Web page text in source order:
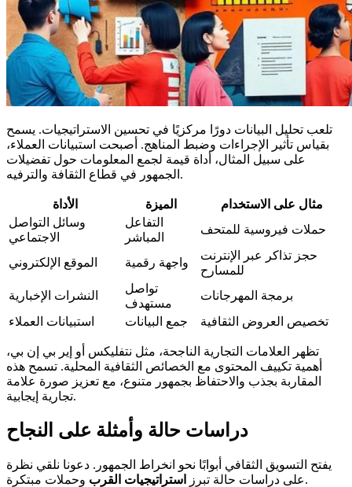
تلعب تحليل البيانات دورًا مركزيًا في تحسين الاستراتيجيات. يسمح
بقياس تأثير الإجراءات وضبط المناهج. أصبحت استبيانات العملاء،
على سبيل المثال، أداة قيمة لجمع المعلومات حول تفضيلات
الجمهور في قطاع الثقافة والترفيه.
الأداة الميزة
مثال على الاستخدام
وسائل التواصل
الاجتماعي
التفاعل
المباشر
حملات فيروسية للمتحف
الموقع الإلكتروني واجهة رقمية
حجز تذاكر عبر الإنترنت
للمسارح
النشرات الإخبارية
تواصل
مستهدف
برمجة المهرجانات
استبيانات العملاء
جمع البيانات تخصيص العروض الثقافية
تظهر العلامات التجارية الناجحة، مثل نتفليكس أو إير بي إن بي،
أهمية تكييف المحتوى مع الخصائص الثقافية المحلية. تسمح هذه
المقاربة بجذب والاحتفاظ بجمهور متنوع، مع تعزيز صورة علامة
تجارية إيجابية.
دراسات حالة وأمثلة على النجاح
يفتح التسويق الثقافي أبوابًا نحو انخراط الجمهور. دعونا نلقي نظرة
على دراسات حالة تبرز
استراتيجيات القرب وحملات مبتكرة.